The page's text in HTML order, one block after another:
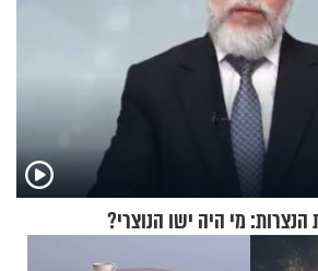
מי היה ישו הנוצרי?